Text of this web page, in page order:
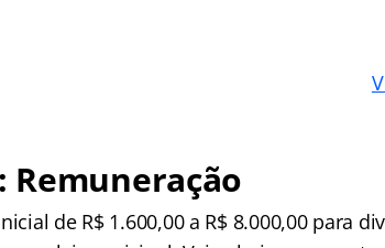
Remuneração
de R$ 1.600,00 a R$ 8.000,00 para